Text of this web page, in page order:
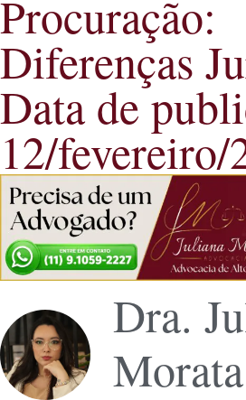
Procuração:
Diferenças
Data de
12/fevereiro/
Dra.
Morata